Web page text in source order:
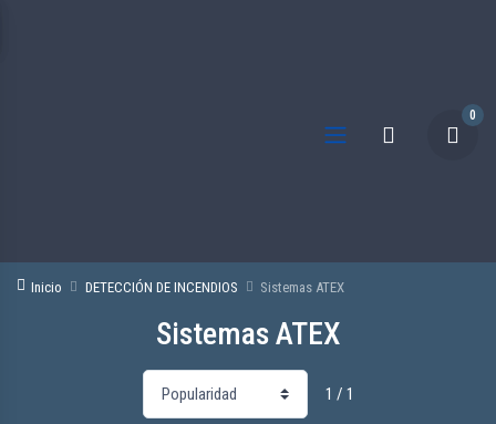
0
Inicio DETECCIÓN DE INCENDIOS Sistemas ATEX
Sistemas ATEX
1 / 1